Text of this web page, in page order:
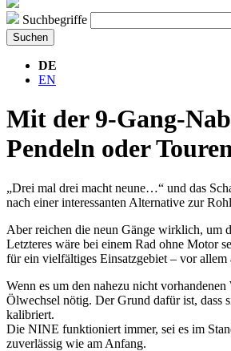
Suchbegriffe
Suchen
DE
EN
Mit der 9-Gang-
Pendeln oder
„Drei mal drei macht neune…“ und das
nach einer interessanten Alternative zur
Aber reichen die neun Gänge wirklich, um
Letzteres wäre bei einem Rad ohne Motor
für ein vielfältiges Einsatzgebiet – vor
Wenn es um den nahezu nicht
Ölwechsel nötig. Der Grund dafür ist, dass
kalibriert.
Die NINE funktioniert immer, sei es im
zuverlässig wie am Anfang.